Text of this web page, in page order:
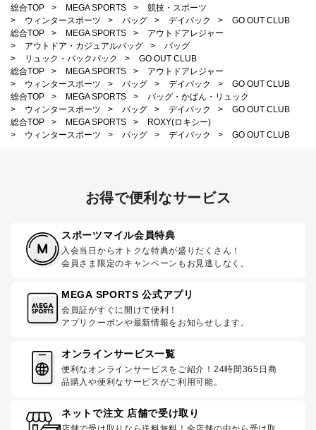
総合TOP > MEGA SPORTS >
競技・スポーツ
>
ウィンタースポーツ > バッグ > デイパック >
GO OUT CLUB
総合TOP
> MEGA SPORTS >
アウトドアレジャー
>
アウトドア・カジュアルバッグ >
バッグ
>
リュック・バックパック >
GO OUT CLUB
総合TOP
> MEGA SPORTS >
アウトドアレジャー
>
ウィンタースポーツ > バッグ > デイパック >
GO OUT CLUB
総合TOP
> MEGA SPORTS >
バッグ・かばん・リュック
>
ウィンタースポーツ > バッグ > デイパック >
GO OUT CLUB
総合TOP
> MEGA SPORTS >
ROXY(ロキシー)
>
ウィンタースポーツ > バッグ > デイパック > GO OUT CLUB
お得で便利なサービス
スポーツマイル会員特典
入会当日からオトクな特典が盛りだくさん！
会員さま限定のキャンペーンもお見逃しなく。
MEGA SPORTS 公式アプリ
会員証がすぐに開けて便利！
アプリクーポンや最新情報をお知らせします。
オンラインサービス一覧
便利なオンラインサービスをご紹介！24時間365日商
品購入や便利なサービスがご利用可能。
ネットで注文 店舗で受け取り